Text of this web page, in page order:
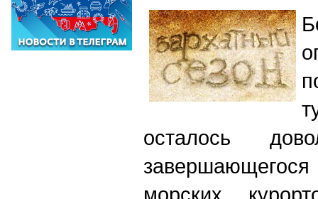
осталось